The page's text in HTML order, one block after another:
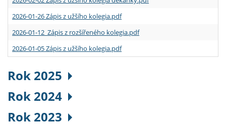
2026-01-26 Zápis z užšího kolegia.pdf
2026-01-12 Zápis z rozšířeného kolegia.pdf
2026-01-05 Zápis z užšího kolegia.pdf
Rok 2025
Rok 2024
Rok 2023